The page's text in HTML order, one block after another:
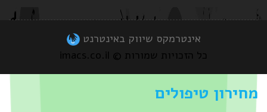
אינטרמקס שיווק באינטרנט
כל הזכויות שמורות © imacs.co.il
מחירון טיפולים